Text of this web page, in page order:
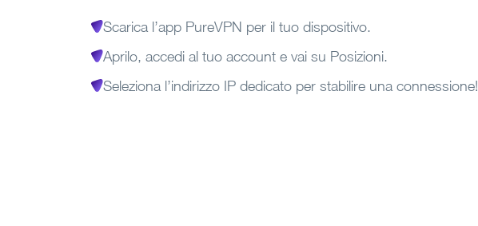
Scarica l’app PureVPN per il tuo dispositivo.
Aprilo, accedi al tuo account e vai su Posizioni.
Seleziona l’indirizzo IP dedicato per stabilire una connessione!